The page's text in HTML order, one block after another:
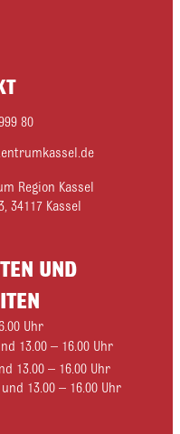
80
Region Kassel
34117 Kassel
UND
Uhr
13.00 – 16.00 Uhr
13.00 – 16.00 Uhr
13.00 – 16.00 Uhr